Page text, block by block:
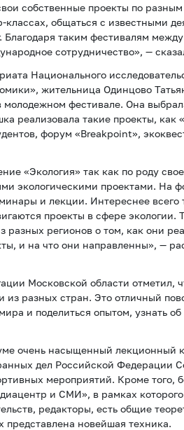
собственные проекты по
классах, общаться с известными
Благодаря таким фестивалям
сотрудничество», —
Национального
жительница Одинцово
молодежном фестивале. Она
реализовала такие проекты, как
форум «Breakpoint»,
«Экология» так как по роду
экологическими проектами. На
и лекции. Интереснее всего
проекты в сфере экологии.
разных регионов о том, как они
и на что они направленны», —
Московской области отметил,
из разных стран. Это отличный
и поделиться опытом, узнать
очень насыщенный лекционный
дел Российской Федерации
мероприятий. Кроме того,
и СМИ», в рамках
редакторы, есть общие
представлена новейшая техника.